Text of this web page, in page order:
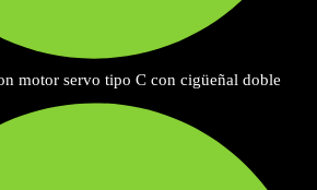
motor servo tipo C con cigüeñal doble